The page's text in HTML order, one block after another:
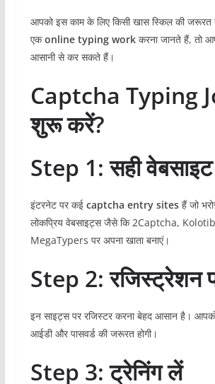
आपको इस काम के लिए किसी खास स्किल की जरूरत
एकonline typing workकरना जानते हैं, तो
आसानी से कर सकते हैं।
Captcha Typing
शुरू करें?
Step 1: सही
इंटरनेट पर कई captcha entry sitesहैं जो
लोकप्रिय वेबसाइट्स जैसे कि 2Captcha,
MegaTypers पर अपना खाता बनाएं।
Step 2: रजिस्ट्रेशन
इन साइट्स पर रजिस्टर करना बेहद आसान है।
आईडी और पासवर्ड की जरूरत होगी।
Step 3: ट्रेनिंग लें